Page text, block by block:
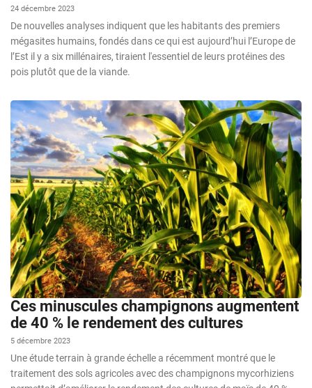
24 décembre 2023
De nouvelles analyses indiquent que les habitants des premiers
mégasites humains, fondés dans ce qui est aujourd’hui l’Europe de
l’Est il y a six millénaires, tiraient l'essentiel de leurs protéines des
pois plutôt que de la viande.
Ces minuscules champignons augmentent
de 40 % le rendement des cultures
5 décembre 2023
Une étude terrain à grande échelle a récemment montré que le
traitement des sols agricoles avec des champignons mycorhiziens